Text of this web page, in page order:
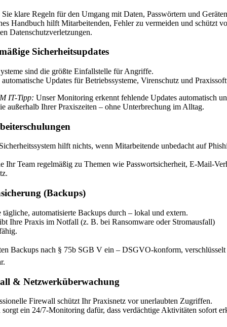
klare Regeln für den Umgang mit Daten, Passwörtern und
Handbuch hilft Mitarbeitenden, Fehler zu vermeiden und schützt
Datenschutzverletzungen.
Sicherheitsupdates
sind die größte Einfallstelle für Angriffe.
automatische Updates für Betriebssysteme, Virenschutz und
IT-Tipp: Unser Monitoring erkennt fehlende Updates automatisch
außerhalb Ihrer Praxiszeiten – ohne Unterbrechung im Alltag.
hilft nichts, wenn Mitarbeitende unbedacht auf
Ihr Team regelmäßig zu Themen wie Passwortsicherheit, E-Mail-
(Backups)
tägliche, automatisierte Backups durch – lokal und extern.
Ihre Praxis im Notfall (z. B. bei Ransomware oder Stromausfall)
Backups nach § 75b SGB V ein – DSGVO-konform, verschlüsselt
& Netzwerküberwachung
Firewall schützt Ihr Praxisnetz vor unerlaubten Zugriffen.
sorgt ein 24/7-Monitoring dafür, dass verdächtige Aktivitäten sofort